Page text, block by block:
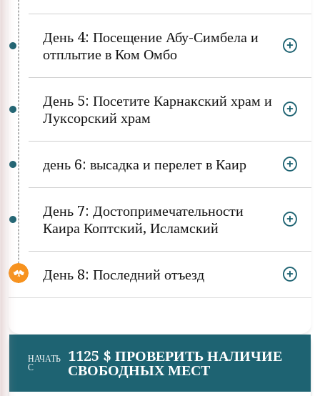
День 4: Посещение Абу-Симбела и
отплытие в Ком Омбо
День 5: Посетите Карнакский храм и
Луксорский храм
день 6: высадка и перелет в Каир
День 7: Достопримечательности
Каира Коптский, Исламский
День 8: Последний отъезд
НАЧАТЬ
С
1125 $ ПРОВЕРИТЬ НАЛИЧИЕ
СВОБОДНЫХ МЕСТ